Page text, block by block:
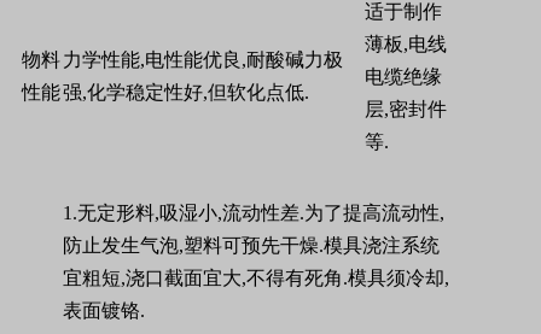
物料
性能
力学性能,电性能优良 ,耐酸碱力极
强,化学稳定性好,但软化点低.
适于制作
薄板,电线
电缆绝缘
层,密封件
等.
1.无定形料,吸湿小,流动性差.为了提高流动性,
防止发生气泡,塑料可预先干燥.模具浇注系统
宜粗短,浇口截面宜大,不得有死角.模具须冷却,
表面镀铬.